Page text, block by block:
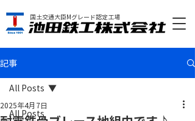
国土交通大臣Mグレード認定工場
記事
All Posts
All Posts
2025年4月7日